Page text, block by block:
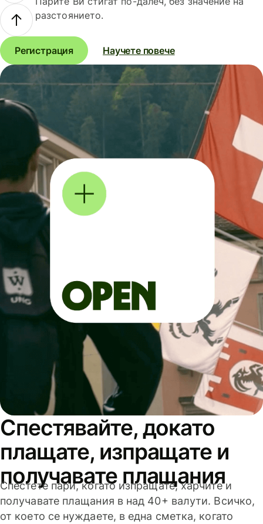
разстоянието.
Регистрация Научете повече
Спестявайте, докато
плащате, изпращате и
получавате плащания
Спестете пари, когато изпращате, харчите и
получавате плащания в над 40+ валути. Всичко,
от което се нуждаете, в една сметка, когато